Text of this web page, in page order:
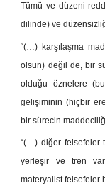
Tümü ve düzeni
dilinde) ve
“(…) karşılaşma
olsun) değil de, bir
olduğu öznelere
gelişiminin (hiçbir
bir sürecin
“(…) diğer felsefeler
yerleşir ve tren
materyalist felsefeler